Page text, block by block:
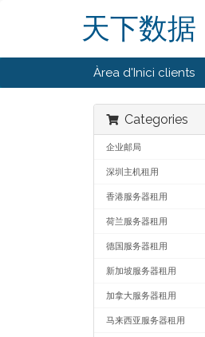
天下数
Àrea d'Inici clients
Categories
企业邮局
深圳主机租用
香港服务器租用
荷兰服务器租用
德国服务器租用
新加坡服务器租用
加拿大服务器租用
马来西亚服务器租用